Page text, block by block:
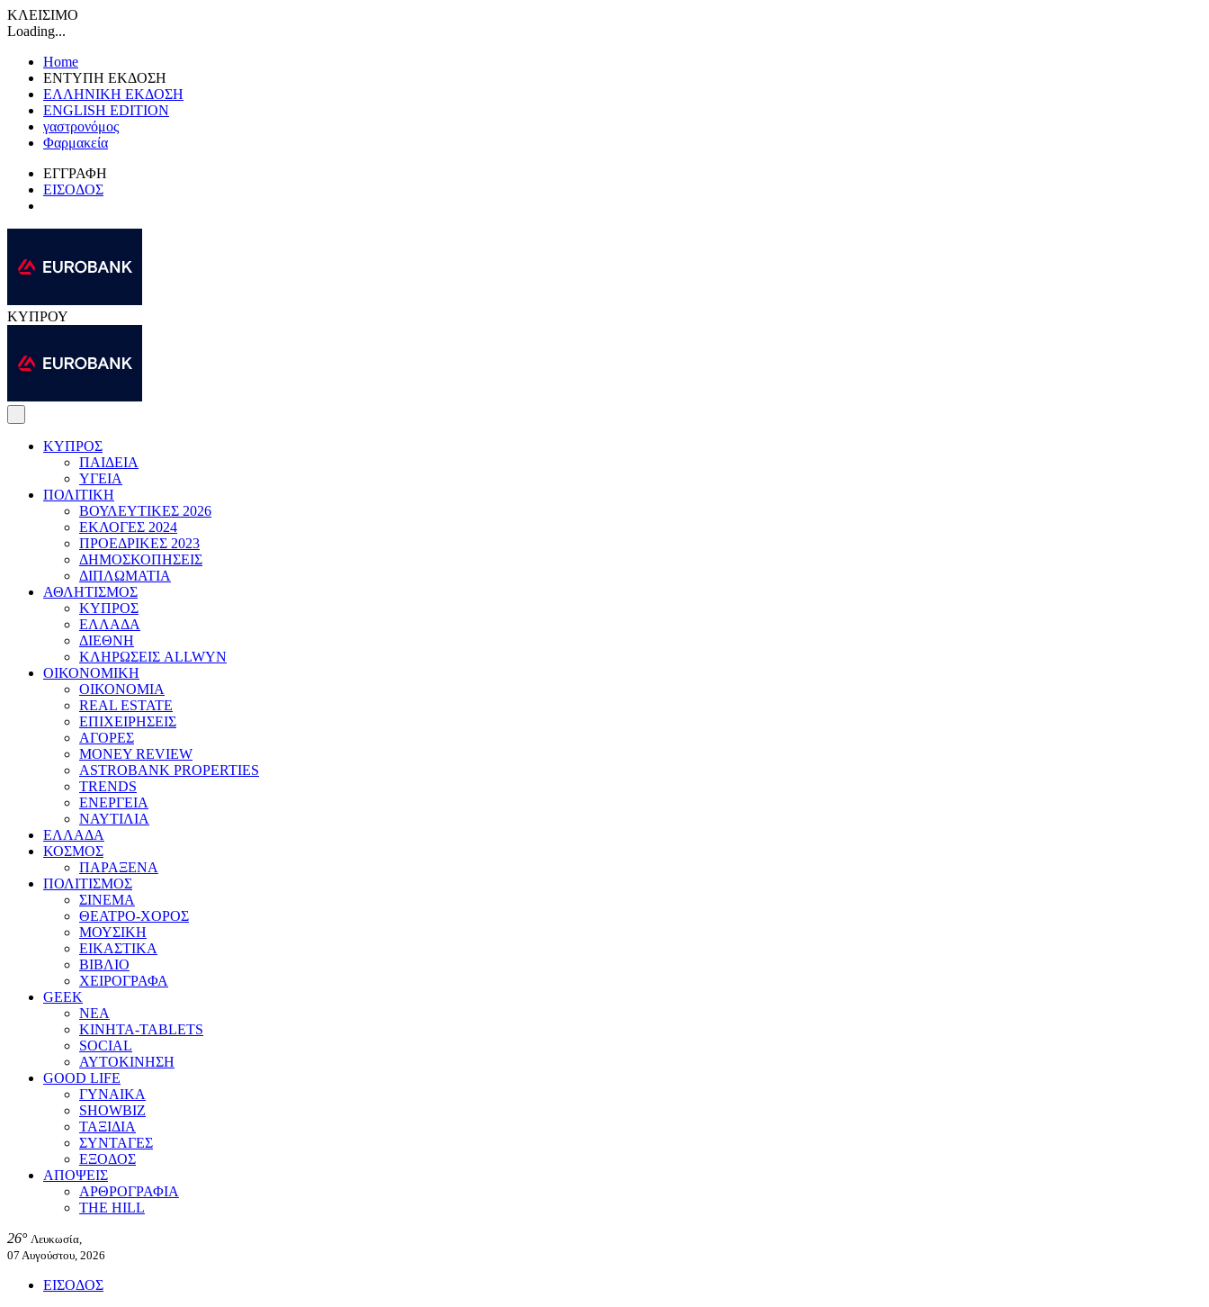
ΚΛΕΙΣΙΜΟ
Loading...
Home
ΕΝΤΥΠΗ ΕΚΔΟΣΗ
ΕΛΛΗΝΙΚΗ ΕΚΔΟΣΗ
ENGLISH EDITION
γαστρονόμος
Φαρμακεία
ΕΓΓΡΑΦΗ
ΕΙΣΟΔΟΣ
ΚΥΠΡΟΥ
ΚΥΠΡΟΣ
ΠΑΙΔΕΙΑ
ΥΓΕΙΑ
ΠΟΛΙΤΙΚΗ
ΒΟΥΛΕΥΤΙΚΕΣ 2026
ΕΚΛΟΓΕΣ 2024
ΠΡΟΕΔΡΙΚΕΣ 2023
ΔΗΜΟΣΚΟΠΗΣΕΙΣ
ΔΙΠΛΩΜΑΤΙΑ
ΑΘΛΗΤΙΣΜΟΣ
ΚΥΠΡΟΣ
ΕΛΛΑΔΑ
ΔΙΕΘΝΗ
ΚΛΗΡΩΣΕΙΣ ALLWYN
ΟΙΚΟΝΟΜΙΚΗ
ΟΙΚΟΝΟΜΙΑ
REAL ESTATE
ΕΠΙΧΕΙΡΗΣΕΙΣ
ΑΓΟΡΕΣ
MONEY REVIEW
ASTROBANK PROPERTIES
TRENDS
ΕΝΕΡΓΕΙΑ
ΝΑΥΤΙΛΙΑ
ΕΛΛΑΔΑ
ΚΟΣΜΟΣ
ΠΑΡΑΞΕΝΑ
ΠΟΛΙΤΙΣΜΟΣ
ΣΙΝΕΜΑ
ΘΕΑΤΡΟ-ΧΟΡΟΣ
ΜΟΥΣΙΚΗ
ΕΙΚΑΣΤΙΚΑ
ΒΙΒΛΙΟ
ΧΕΙΡΟΓΡΑΦΑ
GEEK
ΝΕΑ
ΚΙΝΗΤΑ-TABLETS
SOCIAL
ΑΥΤΟΚΙΝΗΣΗ
GOOD LIFE
ΓΥΝΑΙΚΑ
SHOWBIZ
ΤΑΞΙΔΙΑ
ΣΥΝΤΑΓΕΣ
ΕΞΟΔΟΣ
ΑΠΟΨΕΙΣ
ΑΡΘΡΟΓΡΑΦΙΑ
THE HILL
26° Λευκωσία,
07 Αυγούστου, 2026
ΕΙΣΟΔΟΣ